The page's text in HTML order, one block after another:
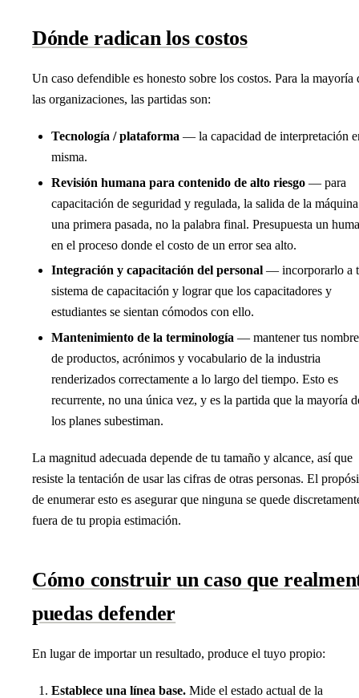
Dónde radican los costos
Un caso defendible es honesto sobre los costos. Para la mayoría
las organizaciones, las partidas son:
Tecnología / plataforma — la capacidad de interpretación
misma.
Revisión humana para contenido de alto riesgo — para
capacitación de seguridad y regulada, la salida de la
una primera pasada, no la palabra final. Presupuesta un
en el proceso donde el costo de un error sea alto.
Integración y capacitación del personal — incorporarlo a
sistema de capacitación y lograr que los capacitadores y
estudiantes se sientan cómodos con ello.
Mantenimiento de la terminología — mantener tus
de productos, acrónimos y vocabulario de la industria
renderizados correctamente a lo largo del tiempo. Esto es
recurrente, no una única vez, y es la partida que la mayoría
los planes subestiman.
La magnitud adecuada depende de tu tamaño y alcance, así que
resiste la tentación de usar las cifras de otras personas. El
de enumerar esto es asegurar que ninguna se quede
fuera de tu propia estimación.
Cómo construir un caso que
puedas defender
En lugar de importar un resultado, produce el tuyo propio:
Establece una línea base. Mide el estado actual de la